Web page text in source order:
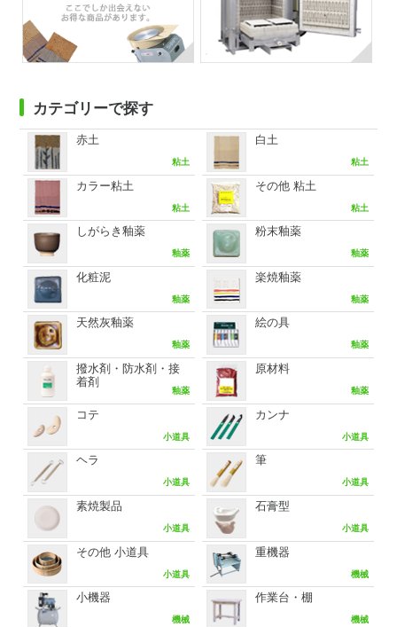
カテゴリーで探す
赤土
粘土
白土
粘土
カラー粘土
粘土
その他 粘土
粘土
しがらき釉薬
釉薬
粉末釉薬
釉薬
化粧泥
釉薬
楽焼釉薬
釉薬
天然灰釉薬
釉薬
絵の具
釉薬
撥水剤・防水剤・接
着剤
釉薬
原材料
釉薬
コテ
小道具
カンナ
小道具
ヘラ
小道具
筆
小道具
素焼製品
小道具
石膏型
小道具
その他 小道具
小道具
重機器
機械
小機器
機械
作業台・棚
機械